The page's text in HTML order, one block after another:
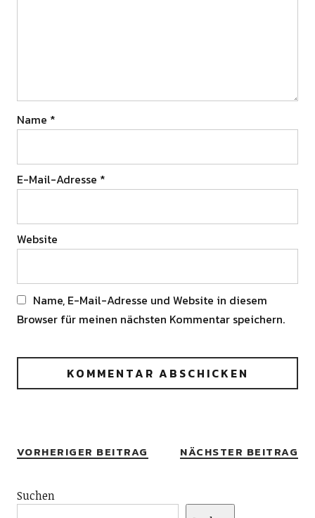
Name *
E-Mail-Adresse *
Website
Name, E-Mail-Adresse und Website in diesem
Browser für meinen nächsten Kommentar speichern.
VORHERIGER BEITRAG NÄCHSTER BEITRAG
Suchen